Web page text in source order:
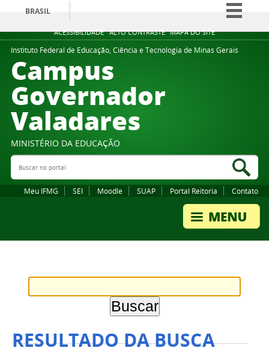
ACESSIBILIDADE ALTO CONTRASTE MAPA DO SITE
BRASIL
Simplifique!
Comunica BR
Instituto Federal de Educação, Ciência e Tecnologia de Minas Gerais
Campus
Governador
Valadares
MINISTÉRIO DA EDUCAÇÃO
Buscar no portal
Meu IFMG SEI Moodle SUAP Portal Reitoria Contato
RESULTADO DA BUSCA